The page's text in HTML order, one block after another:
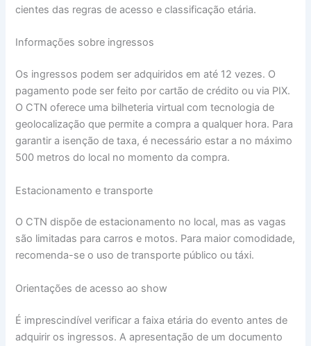
cientes das regras de acesso e classificação etária.
Informações sobre ingressos
Os ingressos podem ser adquiridos em até 12 vezes. O
pagamento pode ser feito por cartão de crédito ou via PIX.
O CTN oferece uma bilheteria virtual com tecnologia de
geolocalização que permite a compra a qualquer hora. Para
garantir a isenção de taxa, é necessário estar a no máximo
500 metros do local no momento da compra.
Estacionamento e transporte
O CTN dispõe de estacionamento no local, mas as vagas
são limitadas para carros e motos. Para maior comodidade,
recomenda-se o uso de transporte público ou táxi.
Orientações de acesso ao show
É imprescindível verificar a faixa etária do evento antes de
adquirir os ingressos. A apresentação de um documento